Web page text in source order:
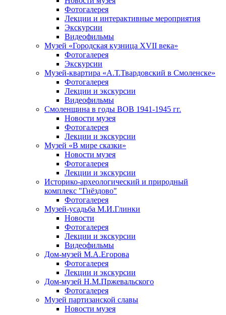
Фотогалерея
Лекции и интерактивные мероприятия
Экскурсии
Видеофильмы
Музей «Городская кузница XVII века»
Фотогалерея
Экскурсии
Музей-квартира «А.Т.Твардовский в Смоленске»
Фотогалерея
Лекции и экскурсии
Видеофильмы
Смоленщина в годы ВОВ 1941-1945 гг.
Новости музея
Фотогалерея
Лекции и экскурсии
Музей «В мире сказки»
Новости музея
Фотогалерея
Лекции и экскурсии
Историко-археологический и природный
комплекс "Гнёздово"
Фотогалерея
Музей-усадьба М.И.Глинки
Новости
Фотогалерея
Лекции и экскурсии
Видеофильмы
Дом-музей М.А.Егорова
Фотогалерея
Лекции и экскурсии
Дом-музей Н.М.Пржевальского
Фотогалерея
Музей партизанской славы
Новости музея